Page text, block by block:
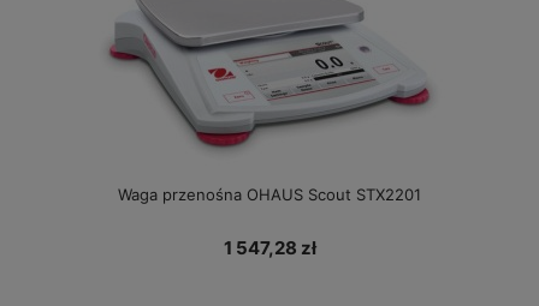
Waga przenośna OHAUS Scout STX2201
1 547,28 zł